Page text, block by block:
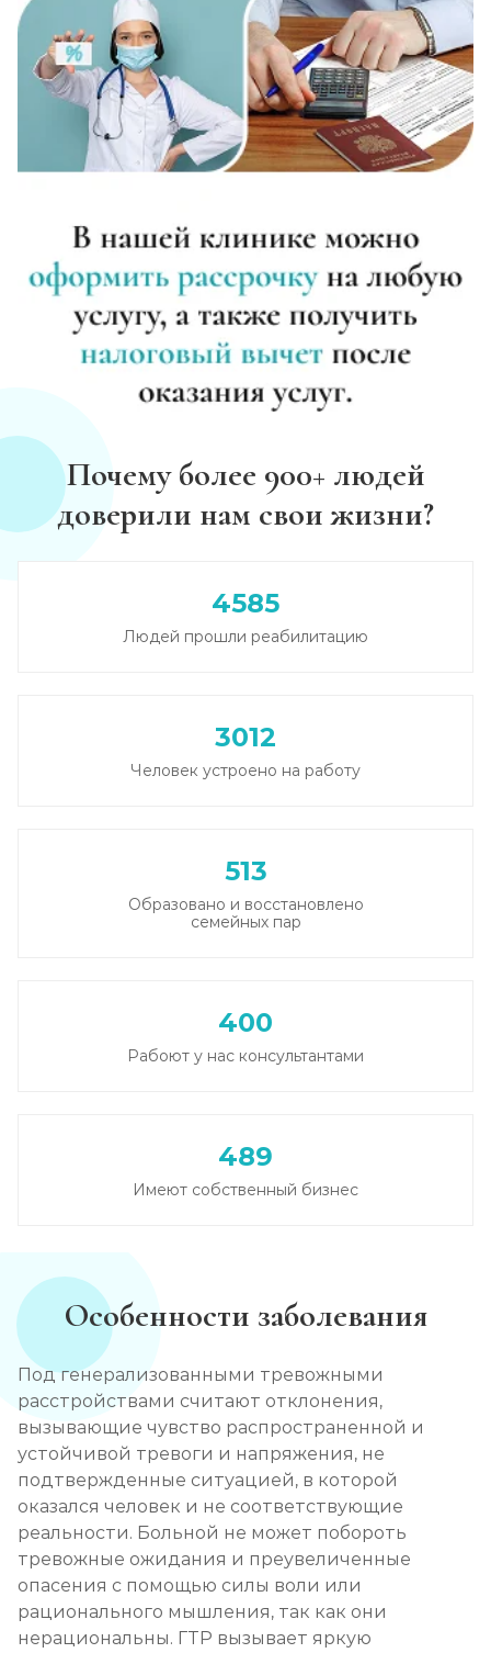
Почему более 900+ людей
доверили нам свои жизни?
4585
Людей прошли реабилитацию
3012
Человек устроено на работу
513
Образовано и восстановлено
семейных пар
400
Рабоют у нас консультантами
489
Имеют собственный бизнес
Особенности заболевания
Под генерализованными тревожными
расстройствами считают отклонения,
вызывающие чувство распространенной и
устойчивой тревоги и напряжения, не
подтвержденные ситуацией, в которой
оказался человек и не соответствующие
реальности. Больной не может побороть
тревожные ожидания и преувеличенные
опасения с помощью силы воли или
рационального мышления, так как они
нерациональны. ГТР вызывает яркую